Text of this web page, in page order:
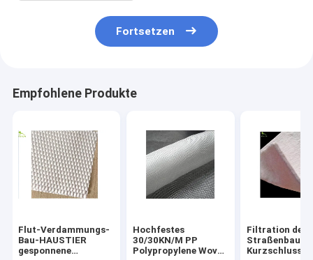
Fortsetzen
Empfohlene Produkte
Flut-Verdammungs-
Bau-HAUSTIER
gesponnene
Hochfestes
30/30KN/M PP
Polypropylene Woven
Filtration des
Straßenbau-
Kurzschluss-